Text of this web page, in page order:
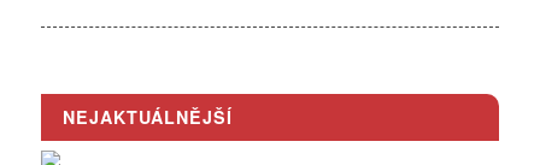
NEJAKTUÁLNĚJŠÍ